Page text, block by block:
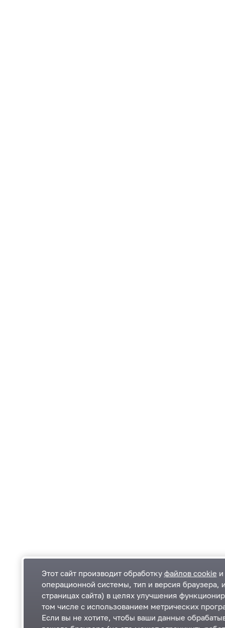
Одинцовский городской округ Московской
области
143000, Московская область, г. Одинцово,
Этот сайт производит обработку файлов cookie
операционной системы, тип и версия браузера,
страницах сайта) в целях улучшения
том числе с использованием метрических
Если вы не хотите, чтобы ваши данные